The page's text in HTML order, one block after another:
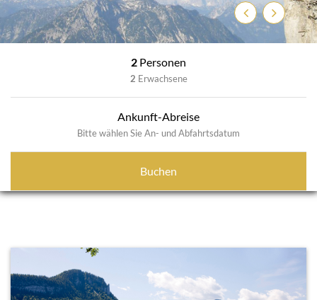
ZurückWeiter
2 Personen
2 Erwachsene
Ankunft-Abreise
Bitte wählen Sie An- und Abfahrtsdatum
Buchen